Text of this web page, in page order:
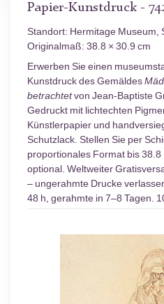
Papier-Kunstdruck -
Standort: Hermitage Museum,
Originalmaß: 38.8 × 30.9 cm
Erwerben Sie einen
Kunstdruck des Gemäldes
betrachtetvon Jean-Baptiste
Gedruckt mit lichtechten
Künstlerpapier und
Schutzlack. Stellen Sie per
proportionales Format bis
optional. Weltweiter
– ungerahmte Drucke
48 h, gerahmte in 7–8 Tagen.